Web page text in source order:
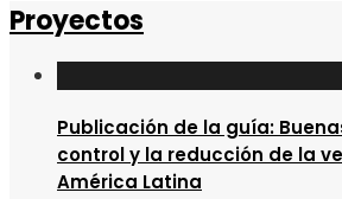
Proyectos
Publicación de la guía:
control y la reducción de la
América Latina